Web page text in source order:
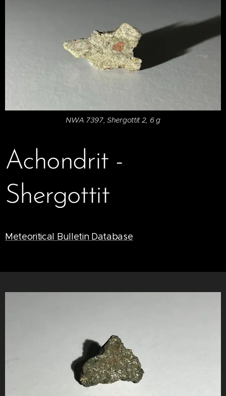
NWA 7397, Shergottit 2, 6 g
Achondrit -
Shergottit
Meteoritical Bulletin Database